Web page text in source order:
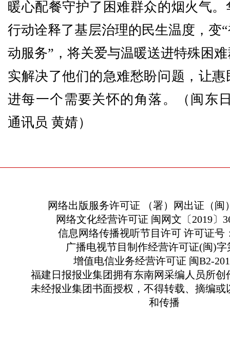
暖心配餐守护了困难群众的烟火气
行动诠释了基层治理的民生温度，变
动服务”，将关爱与温暖送进特殊困
实解决了他们的急难愁盼问题，让
进每一个需要关怀的角落。（闽东
通讯员 黄婧）
网络出版服务许可证 （署）网出证（闽
网络文化经营许可证 闽网文〔2019〕
信息网络传播视听节目许可 许可证号
广播电视节目制作经营许可证(闽)字
增值电信业务经营许可证 闽B2-
福建日报报业集团拥有东南网采编人员所创
未经报业集团书面授权，不得转载、摘编或
和传播